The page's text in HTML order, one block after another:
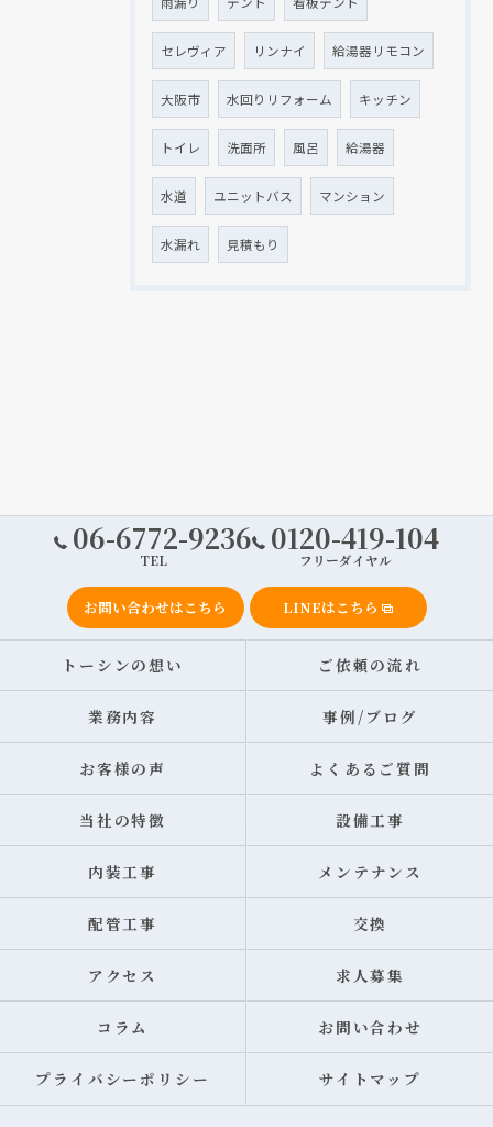
セレヴィア リンナイ 給湯器リモコン
大阪市 水回りリフォーム キッチン
トイレ 洗面所 風呂 給湯器
水道 ユニットバス マンション
水漏れ 見積もり
06-6772-9236
TEL
0120-419-104
フリーダイヤル
お問い合わせはこちら LINEはこちら
トーシンの想い ご依頼の流れ
業務内容 事例/ブログ
お客様の声 よくあるご質問
当社の特徴 設備工事
内装工事 メンテナンス
配管工事 交換
アクセス 求人募集
コラム お問い合わせ
プライバシーポリシー サイトマップ